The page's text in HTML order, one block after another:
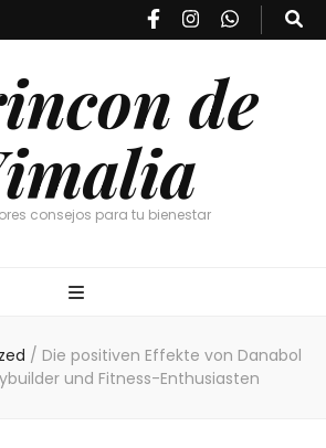
de
consejos para tu bienestar
/ Die positiven Effekte von Danabol
und Fitness-Enthusiasten